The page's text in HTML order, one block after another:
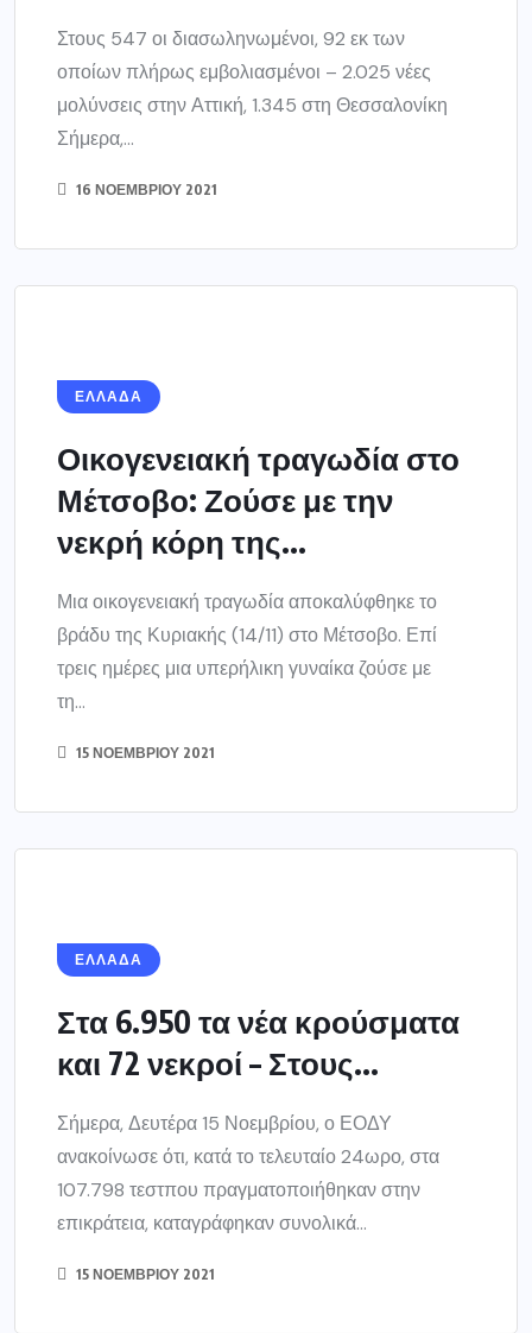
Στους 547 οι διασωληνωμένοι, 92 εκ των
οποίων πλήρως εμβολιασμένοι – 2.025 νέες
μολύνσεις στην Αττική, 1.345 στη Θεσσαλονίκη
Σήμερα,...
16 ΝΟΕΜΒΡΊΟΥ 2021
ΕΛΛΑΔΑ
Οικογενειακή τραγωδία στο
Μέτσοβο: Ζούσε με την
νεκρή κόρη της...
Μια οικογενειακή τραγωδία αποκαλύφθηκε το
βράδυ της Κυριακής (14/11) στο Μέτσοβο. Επί
τρεις ημέρες μια υπερήλικη γυναίκα ζούσε με
τη...
15 ΝΟΕΜΒΡΊΟΥ 2021
ΕΛΛΑΔΑ
Στα 6.950 τα νέα κρούσματα
και 72 νεκροί – Στους...
Σήμερα, Δευτέρα 15 Νοεμβρίου, ο ΕΟΔΥ
ανακοίνωσε ότι, κατά το τελευταίο 24ωρο, στα
107.798 τεστπου πραγματοποιήθηκαν στην
επικράτεια, καταγράφηκαν συνολικά...
15 ΝΟΕΜΒΡΊΟΥ 2021